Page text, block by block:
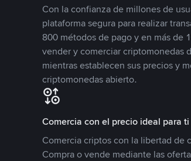
Con la confianza de millones de
plataforma segura para realizar
800 métodos de pago y en más de
vender y comerciar criptomonedas
mientras establecen sus precios y
criptomonedas abierto.
Comercia con el precio ideal para ti
Comercia criptos con la libertad de
Compra o vende mediante las